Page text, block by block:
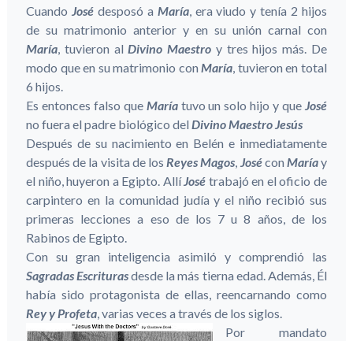
Cuando José desposó a María, era viudo y tenía 2 hijos
de su matrimonio anterior y en su unión carnal con
María, tuvieron alDivino Maestro y tres hijos más. De
modo que en su matrimonio conMaría, tuvieron en total
6 hijos.
Es entonces falso que Maríatuvo un solo hijo y queJosé
no fuera el padre biológico del Divino Maestro Jesús
Después de su nacimiento en Belén e inmediatamente
después de la visita de losReyes Magos, Josécon Maríay
el niño, huyeron a Egipto. AllíJosé trabajó en el oficio de
carpintero en la comunidad judía y el niño recibió sus
primeras lecciones a eso de los 7 u 8 años, de los
Rabinos de Egipto.
Con su gran inteligencia asimiló y comprendió las
Sagradas Escriturasdesde la más tierna edad. Además, Él
había sido protagonista de ellas, reencarnando como
Rey y Profeta, varias veces a través de los siglos.
Por mandato